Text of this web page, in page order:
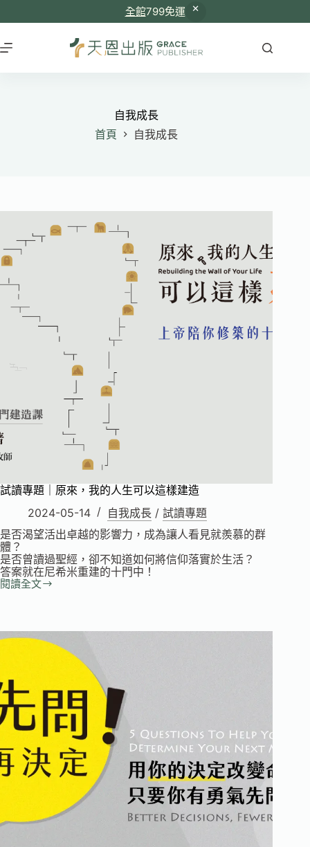
全館799免運
至
主
自我成長
首頁
自我成長
試讀專題｜原來，我的人生可以這樣建造
2024-05-14
自我成長 / 試讀專題
是否渴望活出卓越的影響力，成為讓人看見就羨慕的群
體？
是否曾讀過聖經，卻不知道如何將信仰落實於生活？
答案就在尼希米重建的十門中！
閱讀全文
試
｜
的
人
生
可
以
樣
建
造